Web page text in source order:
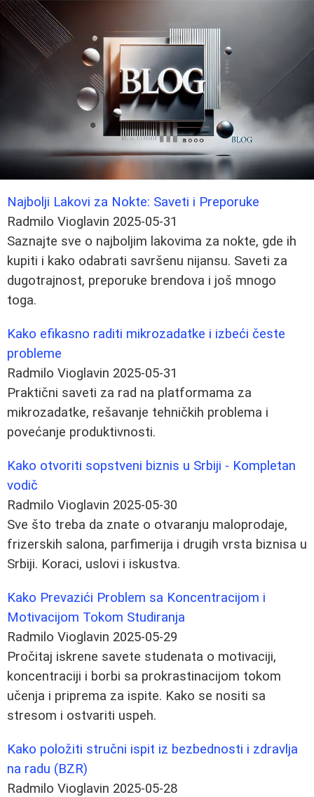
Najbolji Lakovi za Nokte: Saveti i Preporuke
Radmilo Vioglavin 2025-05-31
Saznajte sve o najboljim lakovima za nokte, gde ih
kupiti i kako odabrati savršenu nijansu. Saveti za
dugotrajnost, preporuke brendova i još mnogo
toga.
Kako efikasno raditi mikrozadatke i izbeći česte
probleme
Radmilo Vioglavin 2025-05-31
Praktični saveti za rad na platformama za
mikrozadatke, rešavanje tehničkih problema i
povećanje produktivnosti.
Kako otvoriti sopstveni biznis u Srbiji - Kompletan
vodič
Radmilo Vioglavin 2025-05-30
Sve što treba da znate o otvaranju maloprodaje,
frizerskih salona, parfimerija i drugih vrsta biznisa u
Srbiji. Koraci, uslovi i iskustva.
Kako Prevazići Problem sa Koncentracijom i
Motivacijom Tokom Studiranja
Radmilo Vioglavin 2025-05-29
Pročitaj iskrene savete studenata o motivaciji,
koncentraciji i borbi sa prokrastinacijom tokom
učenja i priprema za ispite. Kako se nositi sa
stresom i ostvariti uspeh.
Kako položiti stručni ispit iz bezbednosti i zdravlja
na radu (BZR)
Radmilo Vioglavin 2025-05-28